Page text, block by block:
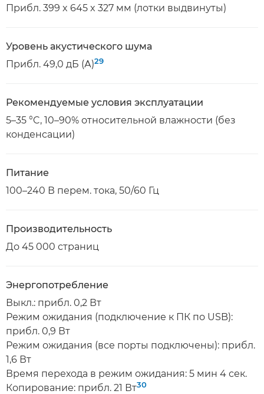
Прибл. 399 x 645 x 327 мм (лотки выдвинуты)
Уровень акустического шума
Прибл. 49,0 дБ (А)29
Рекомендуемые условия эксплуатации
5–35 °C, 10–90% относительной влажности (без
конденсации)
Питание
100–240 В перем. тока, 50/60 Гц
Производительность
До 45 000 страниц
Энергопотребление
Выкл.: прибл. 0,2 Вт
Режим ожидания (подключение к ПК по USB):
прибл. 0,9 Вт
Режим ожидания (все порты подключены): прибл.
1,6 Вт
Время перехода в режим ожидания: 5 мин 4 сек.
Копирование: прибл. 21 Вт30